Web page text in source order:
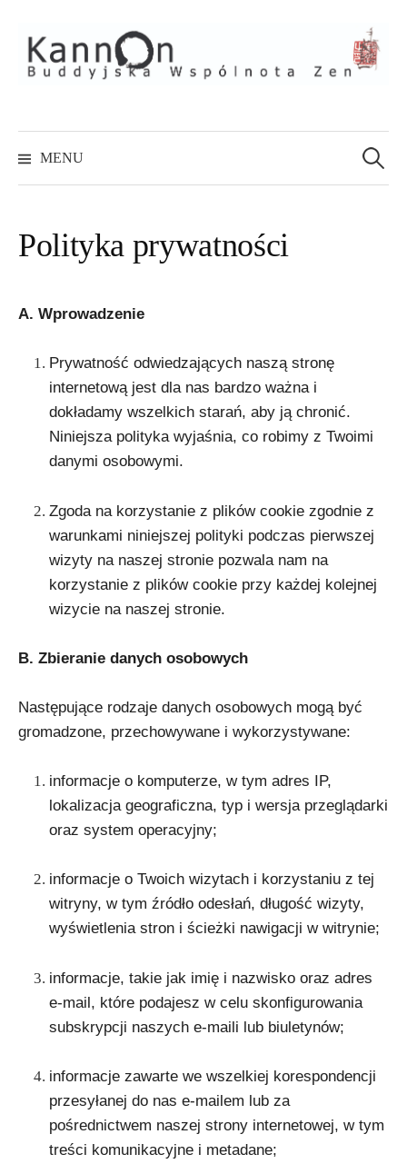
to
content
MENU
Polityka prywatności
A. Wprowadzenie
Prywatność odwiedzających naszą stronę
internetową jest dla nas bardzo ważna i
dokładamy wszelkich starań, aby ją chronić.
Niniejsza polityka wyjaśnia, co robimy z Twoimi
danymi osobowymi.
Zgoda na korzystanie z plików cookie zgodnie z
warunkami niniejszej polityki podczas pierwszej
wizyty na naszej stronie pozwala nam na
korzystanie z plików cookie przy każdej kolejnej
wizycie na naszej stronie.
B. Zbieranie danych osobowych
Następujące rodzaje danych osobowych mogą być
gromadzone, przechowywane i wykorzystywane:
informacje o komputerze, w tym adres IP,
lokalizacja geograficzna, typ i wersja przeglądarki
oraz system operacyjny;
informacje o Twoich wizytach i korzystaniu z tej
witryny, w tym źródło odesłań, długość wizyty,
wyświetlenia stron i ścieżki nawigacji w witrynie;
informacje, takie jak imię i nazwisko oraz adres
e-mail, które podajesz w celu skonfigurowania
subskrypcji naszych e-maili lub biuletynów;
informacje zawarte we wszelkiej korespondencji
przesyłanej do nas e-mailem lub za
pośrednictwem naszej strony internetowej, w tym
treści komunikacyjne i metadane;